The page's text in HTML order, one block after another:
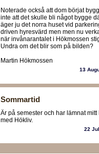
Noterade också att dom börjat
inte att det skulle bli något bygge
äger ju det norra huset vid
driven hyresvärd men men nu
när invånarantalet i Hökmossen
Undra om det blir som på bilden?
Martin Hökmossen
13
Sommartid
Är på semester och har lämnat
med Hökliv.
22